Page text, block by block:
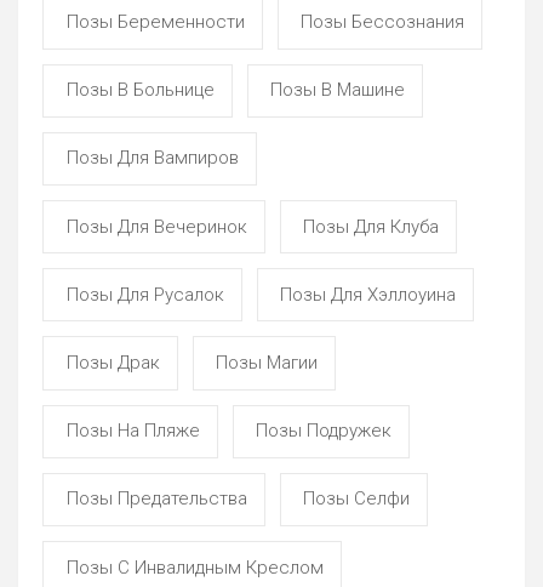
Позы Беременности Позы Бессознания
Позы В Больнице Позы В Машине
Позы Для Вампиров
Позы Для Вечеринок Позы Для Клуба
Позы Для Русалок Позы Для Хэллоуина
Позы Драк Позы Магии
Позы На Пляже Позы Подружек
Позы Предательства Позы Селфи
Позы С Инвалидным Креслом